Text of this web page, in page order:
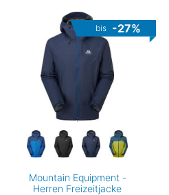
bis -27%
Mountain Equipment -
Herren Freizeitjacke